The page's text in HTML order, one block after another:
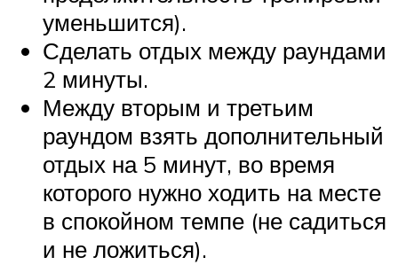
уменьшится).
Сделать отдых между раундами
2 минуты.
Между вторым и третьим
раундом взять дополнительный
отдых на 5 минут, во время
которого нужно ходить на месте
в спокойном темпе (не садиться
и не ложиться).